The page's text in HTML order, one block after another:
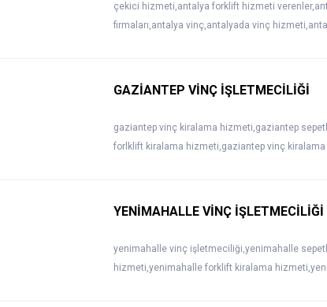
çekici hizmeti,antalya forklift hizmeti
firmaları,antalya vinç,antalyada vinç
GAZİANTEP VİNÇ İŞLETMECİLİĞİ
gaziantep vinç kiralama hizmeti,gaziantep
forlklift kiralama hizmeti,gaziantep vinç
YENİMAHALLE VİNÇ İŞLETMECİLİĞİ
yenimahalle vinç işletmeciliği,yenimahalle
hizmeti,yenimahalle forklift kiralama